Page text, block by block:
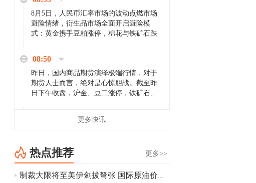
8月5日，人民币汇率市场的波动点燃市场
避险情绪，衍生品市场全面开启避险模
式：黄金携手豆粕涨停，棉花与铁矿石跌
场来看，汇率波动...
08:50
昨日，国内商品期货演绎极端行情，对于
期货人士而言，绝对是心惊胆战。截至昨
日下午收盘，沪金、豆二涨停，铁矿石、
[imgnobrwh] src=...
14:23
更多快讯
更多>>
热点推荐
制裁大限将至美伊剑拔弩张 国际原油价格会迎来新一轮上涨？